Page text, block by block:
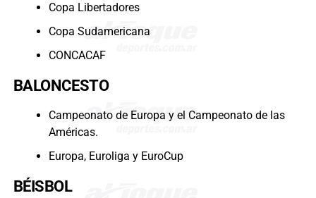
Copa Libertadores
Copa Sudamericana
CONCACAF
BALONCESTO
Campeonato de Europa y el Campeonato de las
Américas.
Europa, Euroliga y EuroCup
BÉISBOL